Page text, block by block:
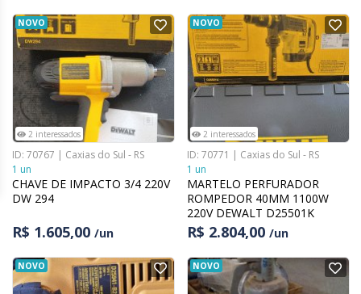
NOVO
2 interessados
ID: 70767 | Caxias do Sul - RS
1 un
CHAVE DE IMPACTO 3/4 220V
DW 294
R$ 1.605,00 /un
NOVO
2 interessados
ID: 70771 | Caxias do Sul - RS
1 un
MARTELO PERFURADOR
ROMPEDOR 40MM 1100W
220V DEWALT D25501K
R$ 2.804,00 /un
NOVO NOVO